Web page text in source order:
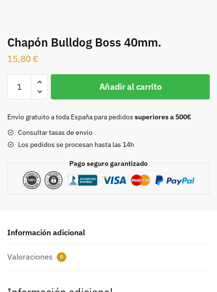
Chapón Bulldog Boss 40mm.
15,80 €
Bulldog
40mm.
Añadir al carrito
Envío gratuito a toda España para pedidos superiores a 500€
Consultar tasas de envío
Los pedidos se procesan hasta las 14h
Pago seguro garantizado
Información adicional
Valoraciones 0